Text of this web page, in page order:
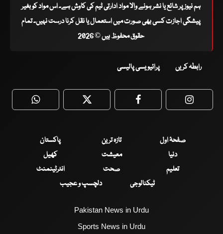
ہم نیوز پر شائع یا نشر ہونے والا مواد ادارتی ٹیم کی کاوش ہے۔ اس مواد کو بغیر
پیشگی اجازت کسی بھی صورت میں استعمال یا نقل کرنا درست نہیں۔ تمام
حقوق محفوظ ہیں © 2026
رابطہ کریں پرائیویسی پالیسی
WhatsApp Twitter Facebook
صفحۂ اول تازہ ترین
پاکستان
دنیا
معیشت
کھیل
تعلیم
صحت
انٹرٹینمنٹ
ٹیکنالوجی
دلچسپ و عجیب
Pakistan News in Urdu
Sports News in Urdu